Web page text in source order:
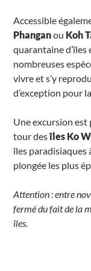
Accessible
Phanganou Koh
quarantaine
nombreuses
vivre et s’y
d’exception pour
Une excursion est
tour desîles Ko
îles paradisiaques
plongée les plus
Attention : entre
fermé du fait de la
îles.